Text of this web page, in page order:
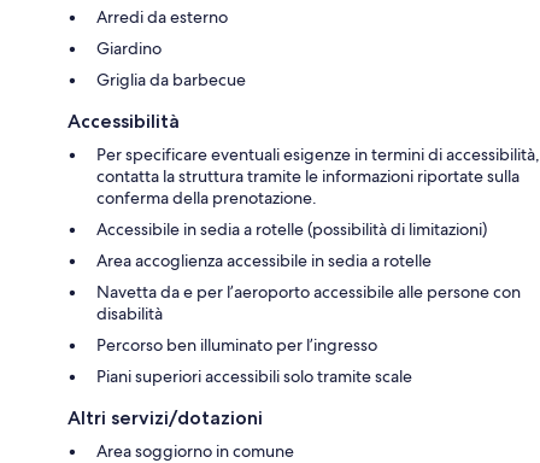
Arredi da esterno
Giardino
Griglia da barbecue
Accessibilità
Per specificare eventuali esigenze in termini di accessibilità,
contatta la struttura tramite le informazioni riportate sulla
conferma della prenotazione.
Accessibile in sedia a rotelle (possibilità di limitazioni)
Area accoglienza accessibile in sedia a rotelle
Navetta da e per l’aeroporto accessibile alle persone con
disabilità
Percorso ben illuminato per l’ingresso
Piani superiori accessibili solo tramite scale
Altri servizi/dotazioni
Area soggiorno in comune